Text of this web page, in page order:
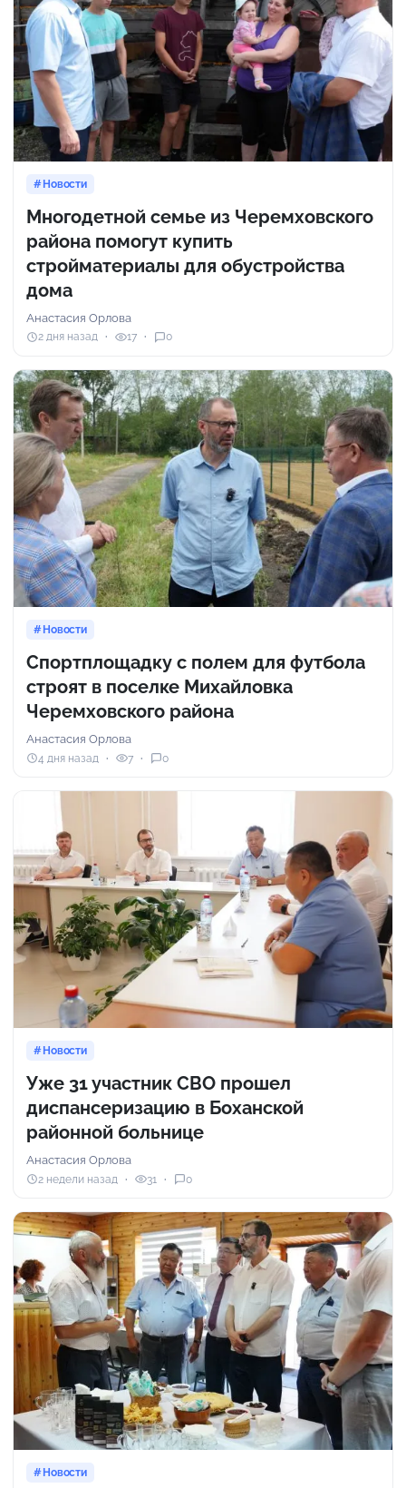
Новости
Многодетной семье из Черемховского
района помогут купить
стройматериалы для обустройства
дома
Анастасия Орлова
2 дня назад 17 0
Новости
Спортплощадку с полем для футбола
строят в поселке Михайловка
Черемховского района
Анастасия Орлова
4 дня назад 7 0
Новости
Уже 31 участник СВО прошел
диспансеризацию в Боханской
районной больнице
Анастасия Орлова
2 недели назад 31 0
Новости